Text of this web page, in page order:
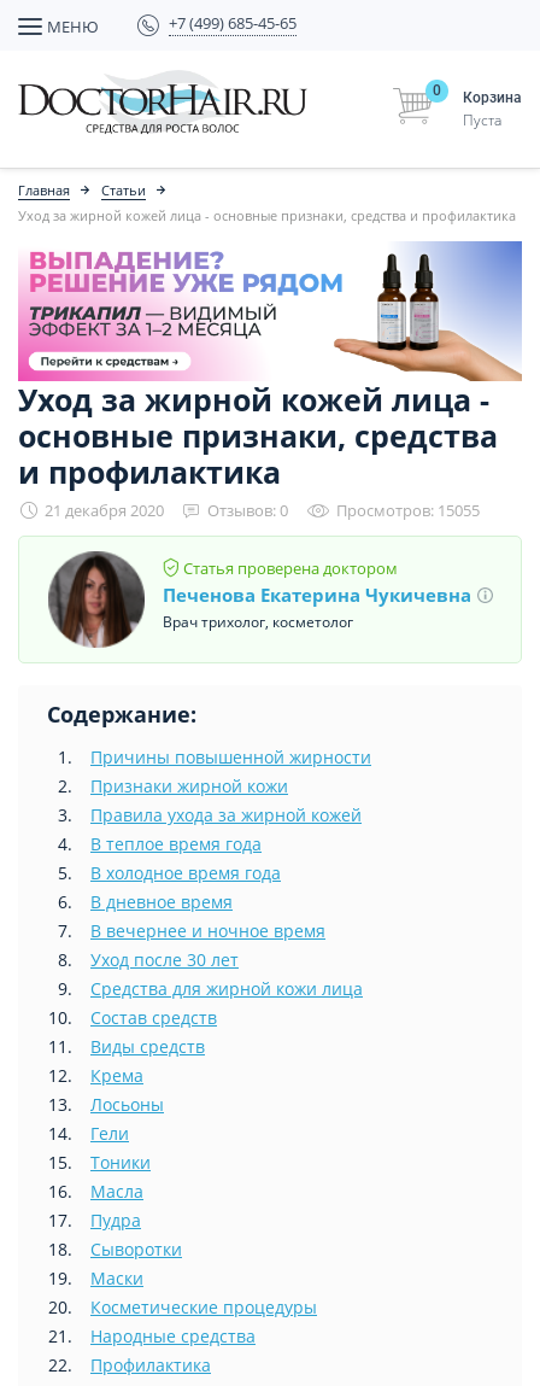
МЕНЮ +7 (499) 685-45-65
Корзина
0
Пуста
Главная
Статьи
Уход за жирной кожей лица - основные признаки, средства и профилактика
Уход за жирной кожей лица -
основные признаки, средства
и профилактика
21 декабря 2020 Отзывов: 0 Просмотров: 15055
Статья проверена доктором
Печенова Екатерина Чукичевна
Врач трихолог, косметолог
Содержание:
Причины повышенной жирности
Признаки жирной кожи
Правила ухода за жирной кожей
В теплое время года
В холодное время года
В дневное время
В вечернее и ночное время
Уход после 30 лет
Средства для жирной кожи лица
Состав средств
Виды средств
Крема
Лосьоны
Гели
Тоники
Масла
Пудра
Сыворотки
Маски
Косметические процедуры
Народные средства
Профилактика